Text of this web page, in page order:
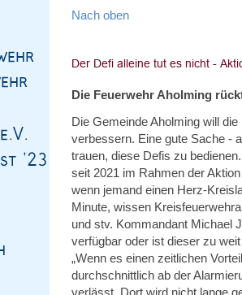
Nach oben
Die Feuerwehr Aholming
Die Gemeinde Aholming will
verbessern. Eine gute Sache -
trauen, diese Defis zu
seit 2021 im Rahmen der
wenn jemand einen Herz-
Minute, wissen
und stv. Kommandant Michael
verfügbar oder ist dieser zu
„Wenn es einen zeitlichen
durchschnittlich ab der
verlässt. Dort wird nicht lange